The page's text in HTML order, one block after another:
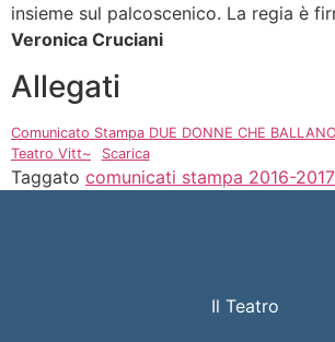
insieme sul palcoscenico. La regia è
Veronica Cruciani
Allegati
Comunicato Stampa DUE DONNE CHE
Teatro Vitt~
Scarica
Taggato comunicati stampa 2016-2017
Il Teatro